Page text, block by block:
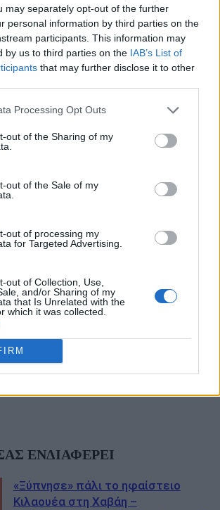
may separately opt-out of the further
personal information by third parties on the
participants. This information may
by us to third parties on the IAB’s List of
that may further disclose it to other
Processing Opt Outs
out of the Sharing of my
out of the Sale of my
out of processing my
for Targeted Advertising.
out of Collection, Use,
and/or Sharing of my
that Is Unrelated with the
which it was collected.
ΕΝΔΙΑΦΕΡΕΙ
«Ξύπνησε» πάλι το ηφαίστειο
Κιλαουέα στη Χαβάη –